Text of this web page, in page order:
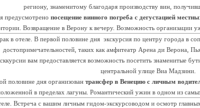
региону, знаменитому благодаря производству вин,
предусмотрено посещение винного погреба с дегустацией
Возвращение в Верону к вечеру. Возможность организации
в отеле. В первой половине дня экскурсия по центру города в
достопримечательностей, таких как амфитеатр Арена ди Верона,
вам предоставляется возможность посетить знаменитые
центральной улице Виа Мадзини.
половине дня организован трансфер в Венецию с личным
в пределах лагуны. Романтический ужин в одном из
Встреча с вашим личным гидом-экскурсоводом и осмотр